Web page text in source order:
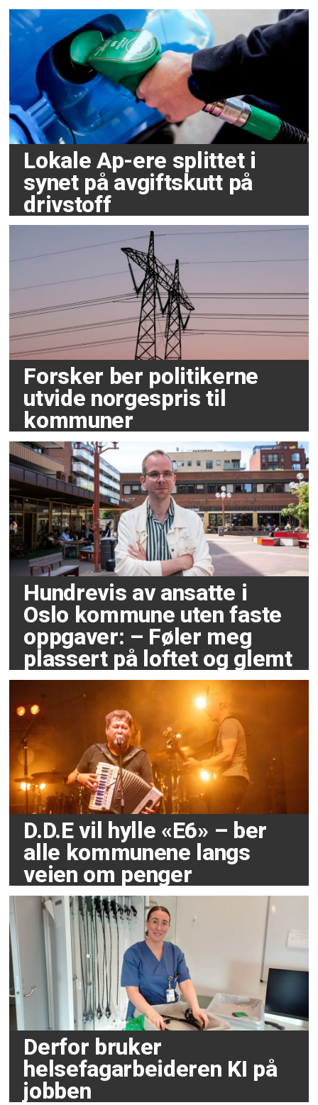
Lokale Ap-ere splittet i
synet på avgiftskutt på
drivstoff
Forsker ber politikerne
utvide norgespris til
kommuner
Hundrevis av ansatte i
Oslo kommune uten faste
oppgaver: – Føler meg
plassert på loftet og glemt
D.D.E vil hylle «E6» – ber
alle kommunene langs
veien om penger
Derfor bruker
helsefagarbeideren KI på
jobben